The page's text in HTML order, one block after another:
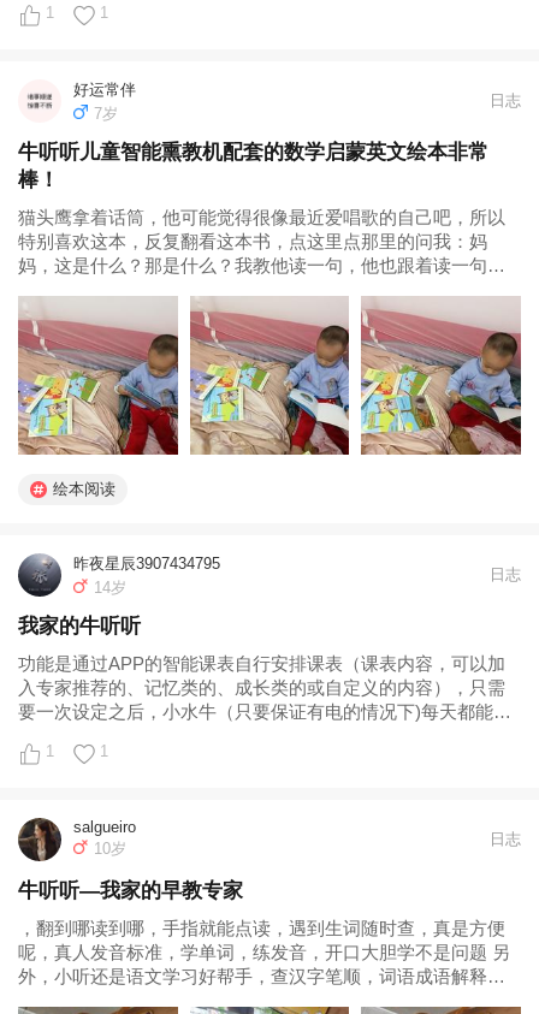
1 1
好运常伴
7岁
日志
牛听听儿童智能熏教机配套的数学启蒙英文绘本非常
棒！
猫头鹰拿着话筒，他可能觉得很像最近爱唱歌的自己吧，所以
特别喜欢这本，反复翻看这本书，点这里点那里的问我：妈
妈，这是什么？那是什么？我教他读一句，他也跟着读一句。
他听后也能模仿读出同样的音调。感谢牛听听团队，设计出这
么优秀的儿童智能熏教机，每天陪伴...
绘本阅读
昨夜星辰3907434795
14岁
日志
我家的牛听听
功能是通过APP的智能课表自行安排课表（课表内容，可以加
入专家推荐的、记忆类的、成长类的或自定义的内容），只需
要一次设定之后，小水牛（只要保证有电的情况下)每天都能定
陶课程几个功能使用下来，不到几天，别说我家宝贝了，连我
1 1
salgueiro
10岁
日志
牛听听—我家的早教专家
，翻到哪读到哪，手指就能点读，遇到生词随时查，真是方便
呢，真人发音标准，学单词，练发音，开口大胆学不是问题 另
外，小听还是语文学习好帮手，查汉字笔顺，词语成语解释，